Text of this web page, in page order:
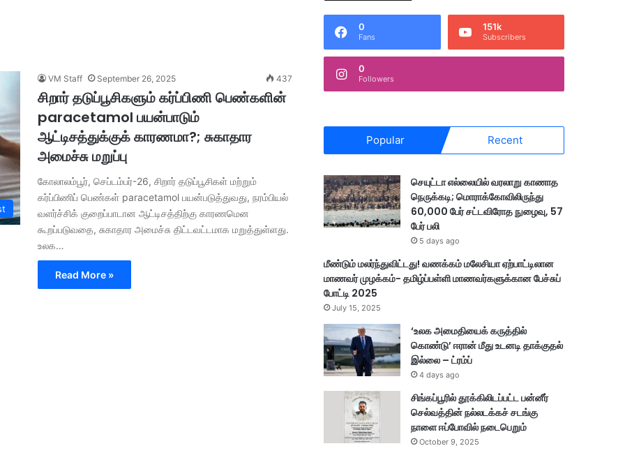
VM Staff September 26, 2025 437
சிறார் தடுப்பூசிகளும் கர்ப்பிணி பெண்களின்
paracetamol பயன்பாடும்
ஆட்டிசத்துக்குக் காரணமா?; சுகாதார
அமைச்சு மறுப்பு
கோலாலம்பூர், செப்டம்பர்-26, சிறார் தடுப்பூசிகள் மற்றும்
கர்ப்பிணிப் பெண்கள் paracetamol பயன்படுத்துவது, நரம்பியல்
வளர்ச்சிக் குறைப்பாடான ஆட்டிசத்திற்கு காரணமென
கூறப்படுவதை, சுகாதார அமைச்சு திட்டவட்டமாக மறுத்துள்ளது.
உலக…
Read More »
0
Fans
151k
Subscribers
0
Followers
Popular Recent
செயுட்டா எல்லையில் வரலாறு காணாத
நெருக்கடி; மொராக்கோவிலிருந்து
60,000 பேர் சட்டவிரோத நுழைவு, 57
பேர் பலி
5 days ago
மீண்டும் மலர்ந்துவிட்டது! வணக்கம் மலேசியா ஏற்பாட்டிலான
மாணவர் முழக்கம்- தமிழ்ப்பள்ளி மாணவர்களுக்கான பேச்சுப்
போட்டி 2025
July 15, 2025
‘உலக அமைதியைக் கருத்தில்
கொண்டு’ ஈரான் மீது உடனடி தாக்குதல்
இல்லை – ட்ரம்ப்
4 days ago
சிங்கப்பூரில் தூக்கிலிடப்பட்ட பன்னீர்
செல்வத்தின் நல்லடக்கச் சடங்கு
நாளை ஈப்போவில் நடைபெறும்
October 9, 2025